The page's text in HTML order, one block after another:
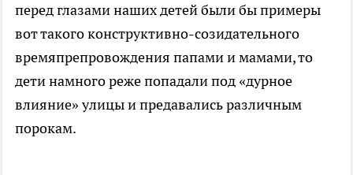
перед глазами наших детей были бы примеры
вот такого конструктивно-созидательного
времяпрепровождения папами и мамами, то
дети намного реже попадали под «дурное
влияние» улицы и предавались различным
порокам.